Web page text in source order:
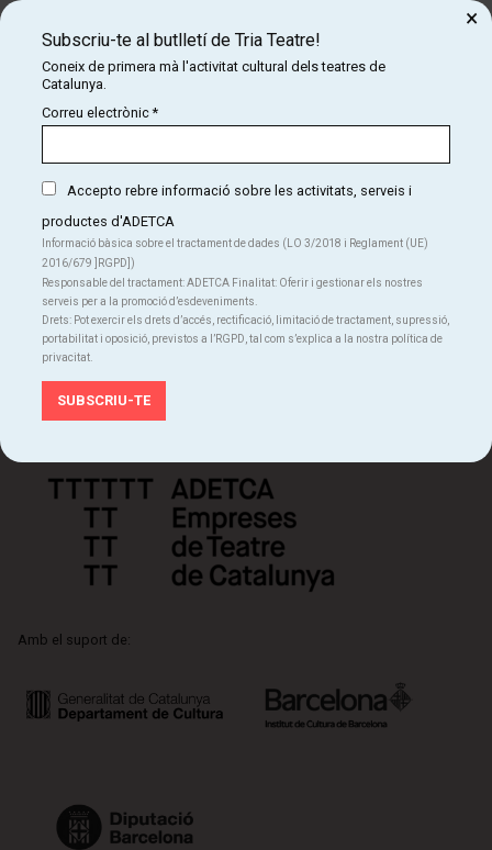
Subscriu-te al butlletí de Tria Teatre!
Coneix de primera mà l'activitat cultural dels teatres
de Catalunya.
SUBSCRIU-TE
Amb el suport de:
Subscriu-te al butlletí de Tria Teatre!
Coneix de primera mà l'activitat cultural dels teatres de
Catalunya.
Correu electrònic*
Accepto rebre informació sobre les activitats, serveis i
productes d'ADETCA
Informació bàsica sobre el tractament de dades (LO 3/2018 i Reglament (UE)
2016/679 ]RGPD])
Responsable del tractament: ADETCA Finalitat: Oferir i gestionar els nostres
serveis per a la promoció d’esdeveniments.
Drets: Pot exercir els drets d’accés, rectificació, limitació de tractament, supressió,
portabilitat i oposició, previstos a l’RGPD, tal com s’explica a la nostra política de
privacitat.
×